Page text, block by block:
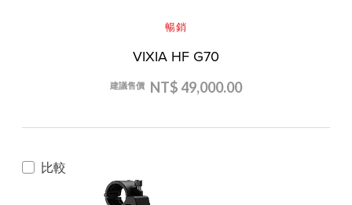
暢銷
VIXIA HF G70
建議售價 NT$ 49,000.00
比較